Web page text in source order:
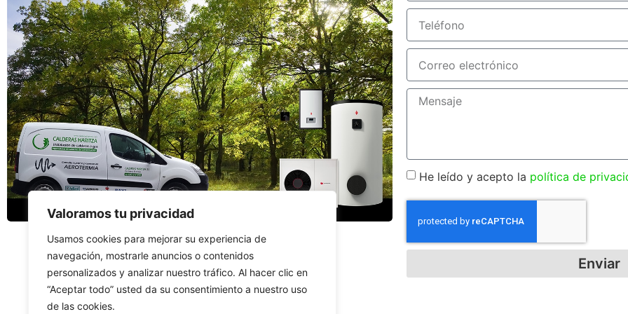
Valoramos tu privacidad
Usamos cookies para mejorar su experiencia de
navegación, mostrarle anuncios o contenidos
personalizados y analizar nuestro tráfico. Al hacer clic en
“Aceptar todo” usted da su consentimiento a nuestro uso
de las cookies.
He leído y acepto la política de
Enviar